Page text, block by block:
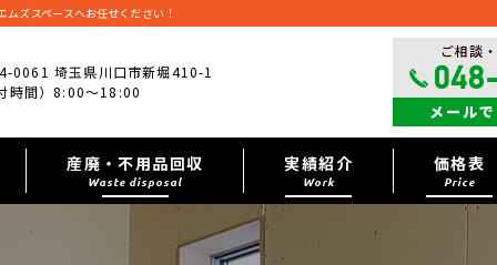
ズスペースへお任せください！
0061 埼玉県川口市新堀410-1
時間）8:00～18:00
ご相談
メール
産廃・不用品回収
Waste disposal
実績紹介
Work
価格表
Price